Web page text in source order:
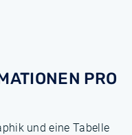
PRO
und eine Tabelle